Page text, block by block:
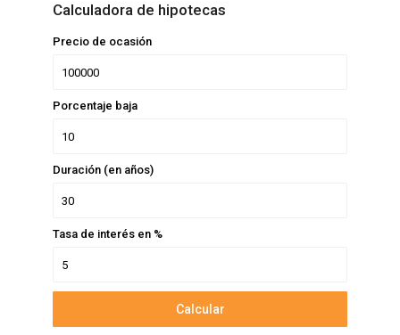
Calculadora de hipotecas
Precio de ocasión
Porcentaje baja
Duración (en años)
Tasa de interés en %
Calcular